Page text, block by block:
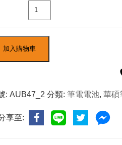
加入購物車
:AUB47_2 分類:筆電電池,華碩
享至: